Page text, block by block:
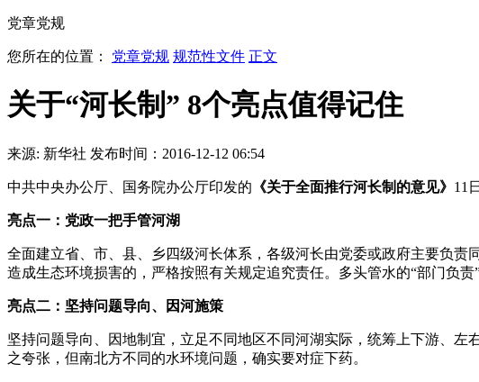
党章党规
您所在的位置： 党章党规 规范性文件 正文
关于“河长制” 8个亮点值得记住
来源: 新华社 发布时间：2016-12-12 06:54
中共中央办公厅、国务院办公厅印发的 《关于全面推行河长制的意见》 11
亮点一：党政一把手管河湖
全面建立省、市、县、乡四级河长体系，各级河长由党委或政府主要负
造成生态环境损害的，严格按照有关规定追究责任。多头管水的“部门负责
亮点二：坚持问题导向、因河施策
坚持问题导向、因地制宜，立足不同地区不同河湖实际，统筹上下游、
之夸张，但南北方不同的水环境问题，确实要对症下药。